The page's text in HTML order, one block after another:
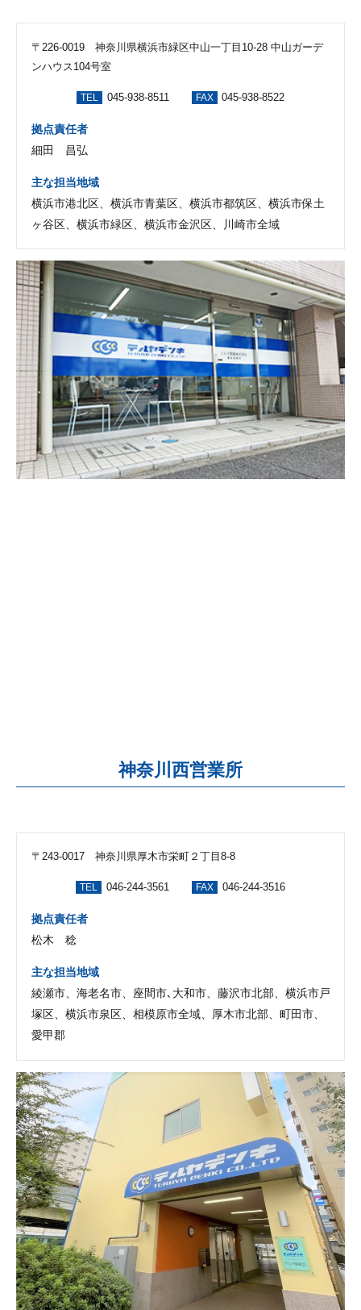
〒226-0019 神奈川県横浜市緑区中山一丁目10-28 中山ガーデ
ンハウス104号室
TEL 045-938-8511 FAX 045-938-8522
拠点責任者
細田 昌弘
主な担当地域
横浜市港北区、横浜市青葉区、横浜市都筑区、横浜市保土
ヶ谷区、横浜市緑区、横浜市金沢区、川崎市全域
神奈川西営業所
〒243-0017 神奈川県厚木市栄町２丁目8-8
TEL 046-244-3561 FAX 046-244-3516
拠点責任者
松木 稔
主な担当地域
綾瀬市、海老名市、座間市､大和市、藤沢市北部、横浜市戸
塚区、横浜市泉区、相模原市全域、厚木市北部、町田市、
愛甲郡